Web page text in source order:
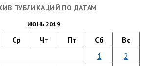
ПУБЛИКАЦИЙ ПО ДАТАМ
ИЮНЬ 2019
Ср Чт Пт Сб Вс
1
2